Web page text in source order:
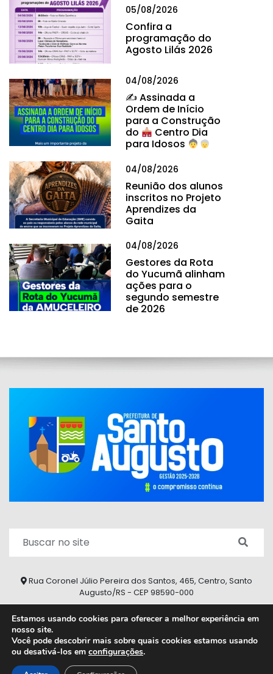
05/08/2026
Confira a
programação do
Agosto Lilás 2026
04/08/2026
✍ Assinada a
Ordem de Início
para a Construção
do
Centro Dia
para Idosos
04/08/2026
Reunião dos alunos
inscritos no Projeto
Aprendizes da
Gaita
04/08/2026
Gestores da Rota
do Yucumã alinham
ações para o
segundo semestre
de 2026
Rua Coronel Júlio Pereira dos Santos, 465, Centro, Santo
Augusto/RS - CEP 98590-000
2026 © Todos os direitos reservados.
Estamos usando cookies para oferecer a melhor experiência em
nosso site.
Você pode descobrir mais sobre quais cookies estamos usando
ou desativá-los em configurações.